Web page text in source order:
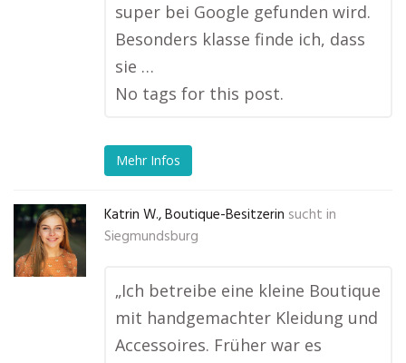
super bei Google gefunden wird.
Besonders klasse finde ich, dass
sie …
No tags for this post.
Mehr Infos
Katrin W., Boutique-Besitzerin sucht in
Siegmundsburg
„Ich betreibe eine kleine Boutique
mit handgemachter Kleidung und
Accessoires. Früher war es